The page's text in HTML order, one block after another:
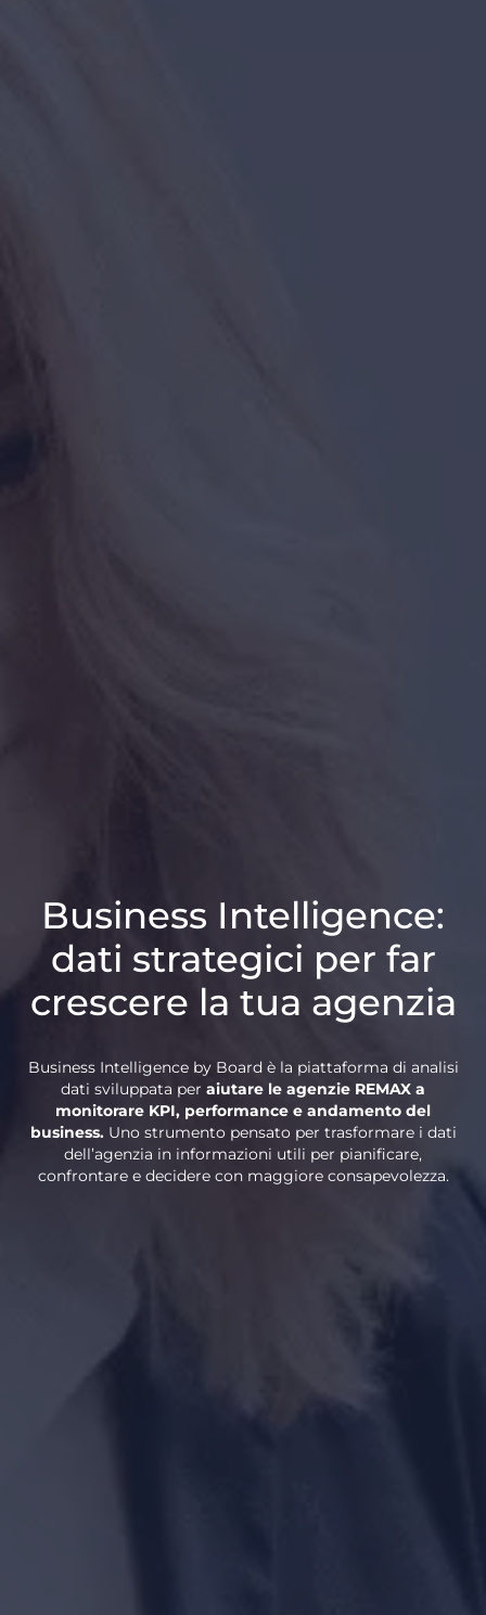
Business Intelligence:
dati strategici per far
crescere la tua agenzia
Business Intelligence by Board è la piattaforma di analisi
dati sviluppata per aiutare le agenzie REMAX a
monitorare KPI, performance e andamento del
business.Uno strumento pensato per trasformare i dati
dell’agenzia in informazioni utili per pianificare,
confrontare e decidere con maggiore consapevolezza.